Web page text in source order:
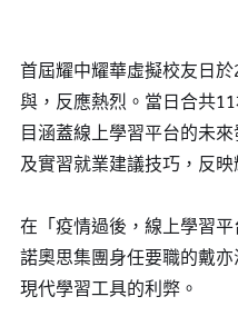
港耀華
華
鄉耀華
科耀華幼兒園
首屆耀中耀華虛擬校友日
與，反應熱烈。當日合共
目涵蓋線上學習平台的未
及實習就業建議技巧，反
在「疫情過後，線上學習
諾奧思集團身任要職的戴
現代學習工具的利弊。